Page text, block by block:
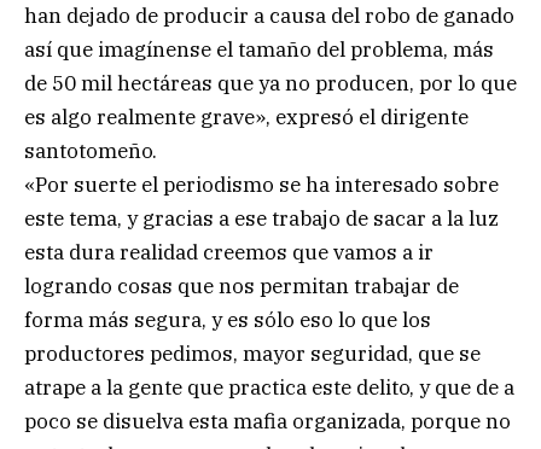
han dejado de producir a causa del robo de ganado
así que imagínense el tamaño del problema, más
de 50 mil hectáreas que ya no producen, por lo que
es algo realmente grave», expresó el dirigente
santotomeño.
«Por suerte el periodismo se ha interesado sobre
este tema, y gracias a ese trabajo de sacar a la luz
esta dura realidad creemos que vamos a ir
logrando cosas que nos permitan trabajar de
forma más segura, y es sólo eso lo que los
productores pedimos, mayor seguridad, que se
atrape a la gente que practica este delito, y que de a
poco se disuelva esta mafia organizada, porque no